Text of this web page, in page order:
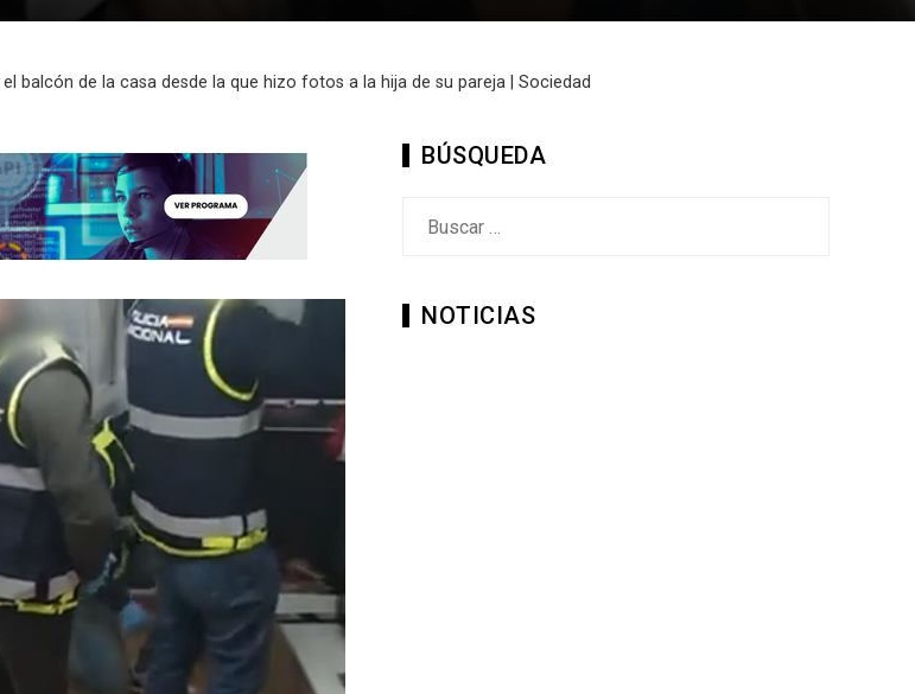
balcón de la casa desde la que hizo fotos a la hija de su pareja | Sociedad
BÚSQUEDA
NOTICIAS